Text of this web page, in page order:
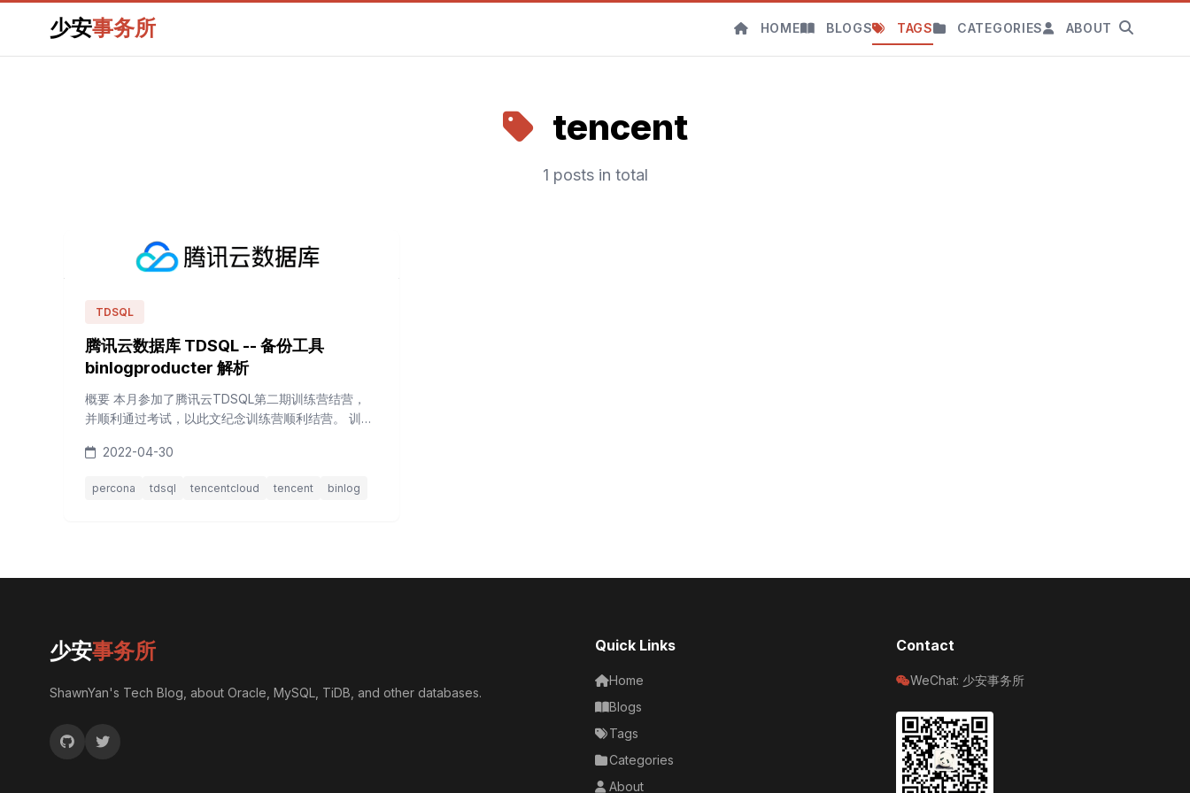
少安事务所 HOME BLOGS TAGS CATEGORIES ABOUT
tencent
1 posts in total
TDSQL
腾讯云数据库 TDSQL -- 备份工具
binlogproducter 解析
概要 本月参加了腾讯云TDSQL第二期训练营结营，
并顺利通过考试，以此文纪念训练营顺利结营。 训练
物，虽然中奖率很低，但还是很幸运的抽中了一本杂
们知道对于MySQL相关产品，二进制日志（Binlog）
2022-04-30
percona tdsql tencentcloud tencent binlog
少安事务所
ShawnYan's Tech Blog, about Oracle, MySQL, TiDB, and other databases.
Quick Links
Home
Blogs
Tags
Categories
About
Contact
WeChat: 少安事务所